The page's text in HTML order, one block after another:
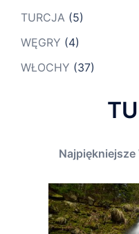
TURCJA (5)
WĘGRY (4)
WŁOCHY (37)